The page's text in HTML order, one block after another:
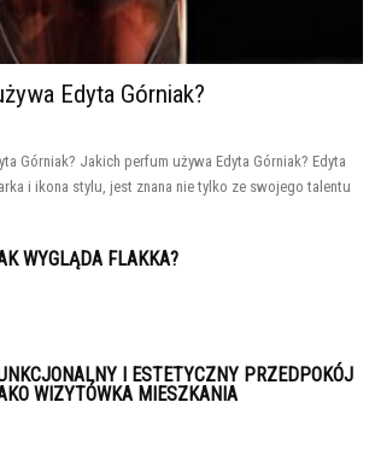
Edyta Górniak?
Górniak? Jakich perfum używa Edyta Górniak? Edyta
i ikona stylu, jest znana nie tylko ze swojego talentu
WYGLĄDA FLAKKA?
I ESTETYCZNY PRZEDPOKÓJ
WIZYTÓWKA MIESZKANIA